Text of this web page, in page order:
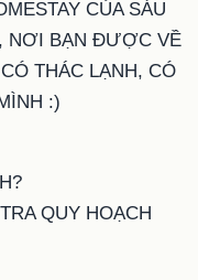
CỦA SÁU
NƠI BẠN ĐƯỢC VỀ
THÁC LẠNH, CÓ
:)
QUY HOẠCH